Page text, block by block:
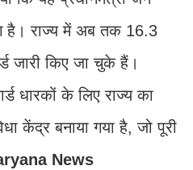
है। राज्य में अब तक 16.3
जारी किए जा चुके हैं।
धारकों के लिए राज्य का
केंद्र बनाया गया है, जो पूरी
News